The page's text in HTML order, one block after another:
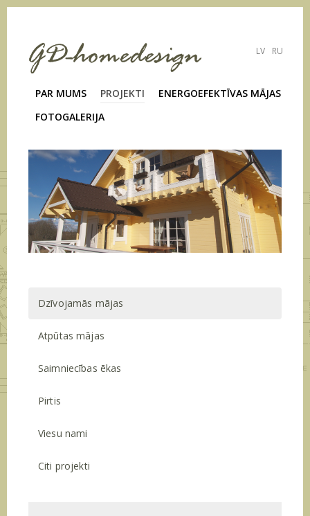
LV RU
PAR MUMS PROJEKTI
ENERGOEFEKTĪVAS MĀJAS
FOTOGALERIJA
Dzīvojamās mājas
Atpūtas mājas
Saimniecības ēkas
Pirtis
Viesu nami
Citi projekti